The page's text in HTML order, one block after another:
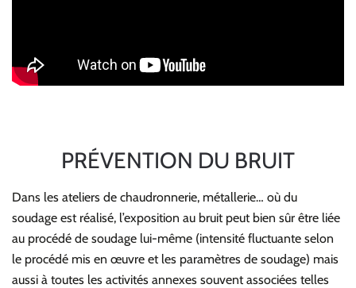
PRÉVENTION DU BRUIT
Dans les ateliers de chaudronnerie, métallerie… où du
soudage est réalisé, l’exposition au bruit peut bien sûr être liée
au procédé de soudage lui-même (intensité fluctuante selon
le procédé mis en œuvre et les paramètres de soudage) mais
aussi à toutes les activités annexes souvent associées telles